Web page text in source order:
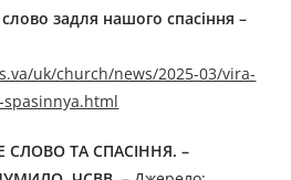
задля нашого спасіння –
uk/church/news/2025-03/vira-
spasinnya.html
СЛОВО ТА СПАСІННЯ. –